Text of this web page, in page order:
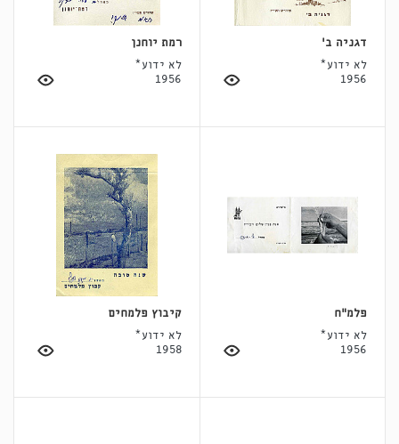
דגניה ב׳
לא ידוע*
1956
רמת יוחנן
לא ידוע*
1956
פלמ״ח
לא ידוע*
1956
קיבוץ פלמחים
לא ידוע*
1958